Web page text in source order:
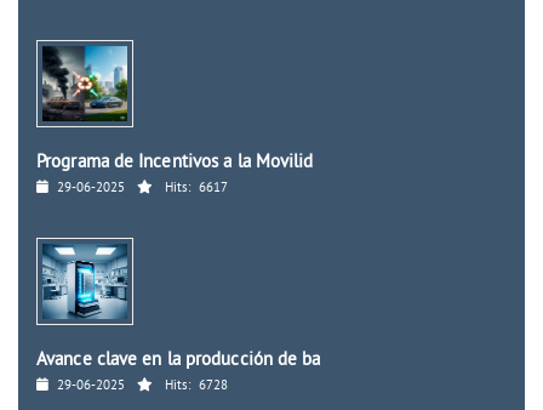
Programa de Incentivos a la Movilid
29-06-2025 Hits: 6617
Avance clave en la producción de ba
29-06-2025 Hits: 6728